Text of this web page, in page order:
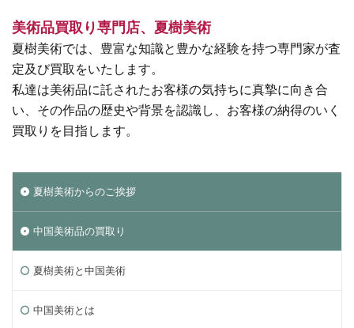
美術品買取り専門店、夏樹美術
夏樹美術では、豊富な知識と豊かな経験を持つ専門家が査
定及び買取をいたします。
私達は美術品に託されたお客様の気持ちに真摯に向き合
い、その作品の歴史や背景を認識し、お客様の納得のいく
買取りを目指します。
夏樹美術からのご挨拶
中国美術品の買取り
夏樹美術と中国美術
中国美術とは